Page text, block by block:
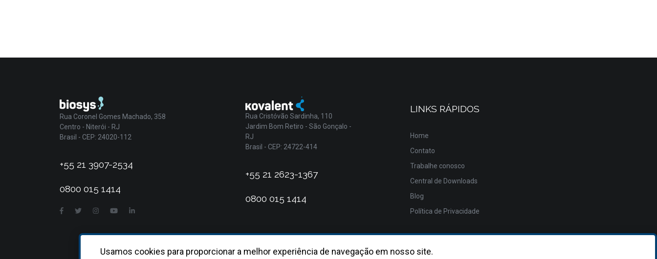
Rua Coronel Gomes Machado, 358
Centro - Niterói - RJ
Brasil - CEP: 24020-112
+55 21 3907-2534
0800 015 1414
Rua Cristóvão Sardinha, 110
Jardim Bom Retiro - São Gonçalo -
RJ
Brasil - CEP: 24722-414
+55 21 2623-1367
0800 015 1414
LINKS RÁPIDOS
Home
Contato
Trabalhe conosco
Central de Downloads
Blog
Política de Privacidade
Usamos cookies para proporcionar a melhor experiência de navegação em nosso site.